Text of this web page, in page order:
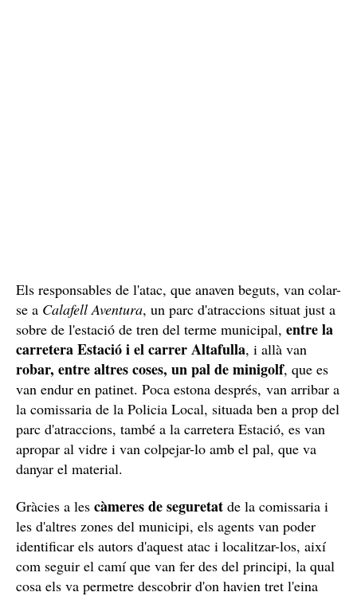
Els responsables de l'atac, que anaven beguts, van colar-
se a Calafell Aventura, un parc d'atraccions situat just a
sobre de l'estació de tren del terme municipal, entre la
carretera Estació i el carrer Altafulla, i allà van
robar, entre altres coses, un pal de minigolf, que es
van endur en patinet. Poca estona després, van arribar a
la comissaria de la Policia Local, situada ben a prop del
parc d'atraccions, també a la carretera Estació, es van
apropar al vidre i van colpejar-lo amb el pal, que va
danyar el material.